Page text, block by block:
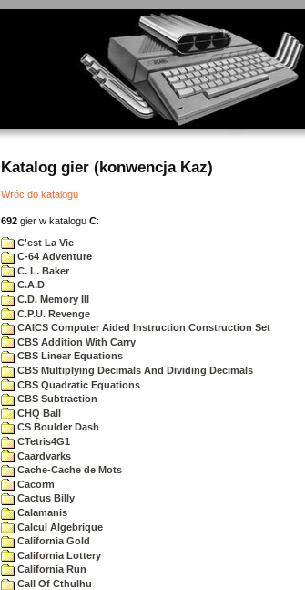
Katalog gier (konwencja Kaz)
Wróc do katalogu
692 gier w katalogu C:
C'est La Vie
C-64 Adventure
C. L. Baker
C.A.D
C.D. Memory III
C.P.U. Revenge
CAICS Computer Aided Instruction Construction Set
CBS Addition With Carry
CBS Linear Equations
CBS Multiplying Decimals And Dividing Decimals
CBS Quadratic Equations
CBS Subtraction
CHQ Ball
CS Boulder Dash
CTetris4G1
Caardvarks
Cache-Cache de Mots
Cacorm
Cactus Billy
Calamanis
Calcul Algebrique
California Gold
California Lottery
California Run
Call Of Cthulhu